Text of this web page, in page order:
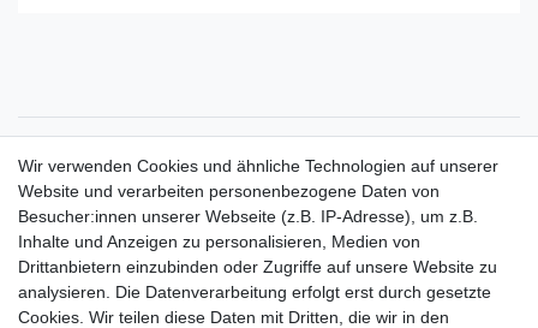
Versandkosten
Der Weg zur eigenen Klimaanlage
Inbetriebnahme & Serviceleistungen
Für Interessierte aus der Schweiz
Klimaanlage = Wärmepumpe
Hilfe
Wir verwenden Cookies und ähnliche Technologien auf unserer
Website und verarbeiten personenbezogene Daten von
Besucher:innen unserer Webseite (z.B. IP-Adresse), um z.B.
Inhalte und Anzeigen zu personalisieren, Medien von
Drittanbietern einzubinden oder Zugriffe auf unsere Website zu
analysieren. Die Datenverarbeitung erfolgt erst durch gesetzte
Cookies. Wir teilen diese Daten mit Dritten, die wir in den